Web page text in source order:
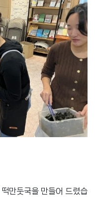
만둣국을 만들어 드렸습